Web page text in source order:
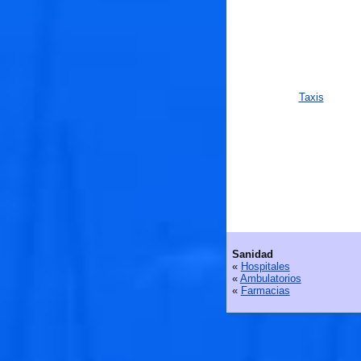
Taxis
Sanidad
« Hospitales
« Ambulatorios
« Farmacias